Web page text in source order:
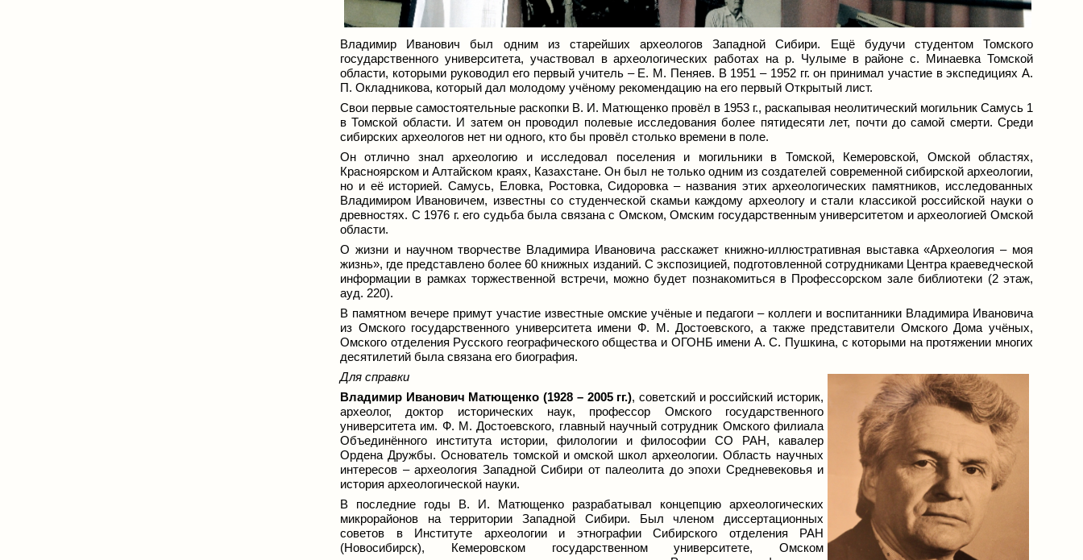
Владимир Иванович был одним из старейших археологов Западной Сибири. Ещё будучи студентом Томского
государственного университета, участвовал в археологических работах на р. Чулыме в районе с. Минаевка Томской
области, которыми руководил его первый учитель – Е. М. Пеняев. В 1951 – 1952 гг. он принимал участие в экспедициях А.
П. Окладникова, который дал молодому учёному рекомендацию на его первый Открытый лист.
Свои первые самостоятельные раскопки В. И. Матющенко провёл в 1953 г., раскапывая неолитический могильник Самусь 1
в Томской области. И затем он проводил полевые исследования более пятидесяти лет, почти до самой смерти. Среди
сибирских археологов нет ни одного, кто бы провёл столько времени в поле.
Он отлично знал археологию и исследовал поселения и могильники в Томской, Кемеровской, Омской областях,
Красноярском и Алтайском краях, Казахстане. Он был не только одним из создателей современной сибирской археологии,
но и её историей. Самусь, Еловка, Ростовка, Сидоровка – названия этих археологических памятников, исследованных
Владимиром Ивановичем, известны со студенческой скамьи каждому археологу и стали классикой российской науки о
древностях. С 1976 г. его судьба была связана с Омском, Омским государственным университетом и археологией Омской
области.
О жизни и научном творчестве Владимира Ивановича расскажет книжно-иллюстративная выставка «Археология – моя
жизнь», где представлено более 60 книжных изданий. С экспозицией, подготовленной сотрудниками Центра краеведческой
информации в рамках торжественной встречи, можно будет познакомиться в Профессорском зале библиотеки (2 этаж,
ауд. 220).
В памятном вечере примут участие известные омские учёные и педагоги – коллеги и воспитанники Владимира Ивановича
из Омского государственного университета имени Ф. М. Достоевского, а также представители Омского Дома учёных,
Омского отделения Русского географического общества и ОГОНБ имени А. С. Пушкина, с которыми на протяжении многих
десятилетий была связана его биография.
Для справки
Владимир Иванович Матющенко (1928 – 2005 гг.), советский и российский историк,
археолог, доктор исторических наук, профессор Омского государственного
университета им. Ф. М. Достоевского, главный научный сотрудник Омского филиала
Объединённого института истории, филологии и философии СО РАН, кавалер
Ордена Дружбы. Основатель томской и омской школ археологии. Область научных
интересов – археология Западной Сибири от палеолита до эпохи Средневековья и
история археологической науки.
В последние годы В. И. Матющенко разрабатывал концепцию археологических
микрорайонов на территории Западной Сибири. Был членом диссертационных
советов в Институте археологии и этнографии Сибирского отделения РАН
(Новосибирск), Кемеровском государственном университете, Омском